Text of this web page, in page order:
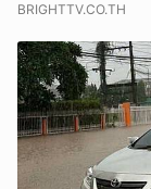
BRIGHTTV.CO.TH